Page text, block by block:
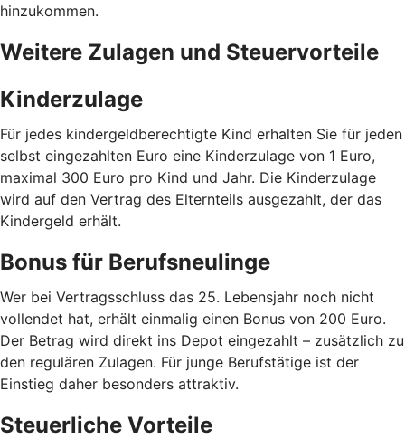
hinzukommen.
Weitere Zulagen und Steuervorteile
Kinderzulage
Für jedes kindergeldberechtigte Kind erhalten Sie für jeden
selbst eingezahlten Euro eine Kinderzulage von 1 Euro,
maximal 300 Euro pro Kind und Jahr. Die Kinderzulage
wird auf den Vertrag des Elternteils ausgezahlt, der das
Kindergeld erhält.
Bonus für Berufsneulinge
Wer bei Vertragsschluss das 25. Lebensjahr noch nicht
vollendet hat, erhält einmalig einen Bonus von 200 Euro.
Der Betrag wird direkt ins Depot eingezahlt – zusätzlich zu
den regulären Zulagen. Für junge Berufstätige ist der
Einstieg daher besonders attraktiv.
Steuerliche Vorteile